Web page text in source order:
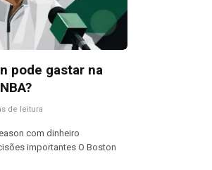
pode gastar na
de leitura
com dinheiro
importantes O Boston